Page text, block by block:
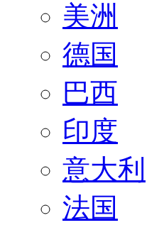
美洲
德国
巴西
印度
意大利
法国